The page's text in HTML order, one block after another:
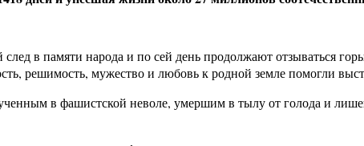
в памяти народа и по сей день продолжают отзываться
решимость, мужество и любовь к родной земле помогли
в фашистской неволе, умершим в тылу от голода и